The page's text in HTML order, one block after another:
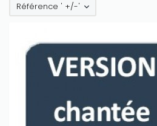
Référence ' +/-'